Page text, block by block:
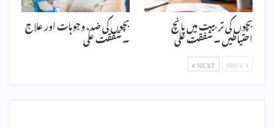
بچوں کی تربیت میں پانچ
احتیاطیں ۔ شفقت علی
بچوں کی ضد، وجوہات اور علاج
۔ شفقت علی
NEXT